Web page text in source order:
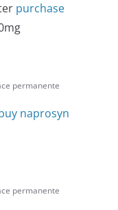
purchase
permanente
naprosyn
permanente